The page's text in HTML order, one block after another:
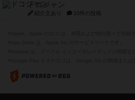
ドコジャン
紹介文あり 10件の投稿